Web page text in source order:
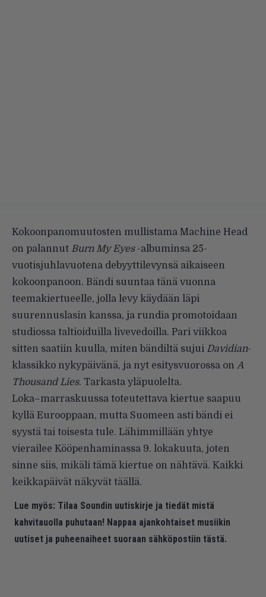
Kokoonpanomuutosten mullistama Machine Head
on palannut Burn My Eyes-albuminsa 25-
vuotisjuhlavuotena debyyttilevynsä aikaiseen
kokoonpanoon. Bändi suuntaa tänä vuonna
teemakiertueelle, jolla levy käydään läpi
suurennuslasin kanssa, ja rundia promotoidaan
studiossa taltioiduilla livevedoilla. Pari viikkoa
sitten saatiin kuulla, miten bändiltä sujui Davidian-
klassikko nykypäivänä, ja nyt esitysvuorossa on A
Thousand Lies. Tarkasta yläpuolelta.
Loka–marraskuussa toteutettava kiertue saapuu
kyllä Eurooppaan, mutta Suomeen asti bändi ei
syystä tai toisesta tule. Lähimmillään yhtye
vierailee Kööpenhaminassa 9. lokakuuta, joten
sinne siis, mikäli tämä kiertue on nähtävä. Kaikki
keikkapäivät näkyvät täällä.
Lue myös: Tilaa Soundin uutiskirje ja tiedät mistä
kahvitauolla puhutaan! Nappaa ajankohtaiset musiikin
uutiset ja puheenaiheet suoraan sähköpostiin tästä.